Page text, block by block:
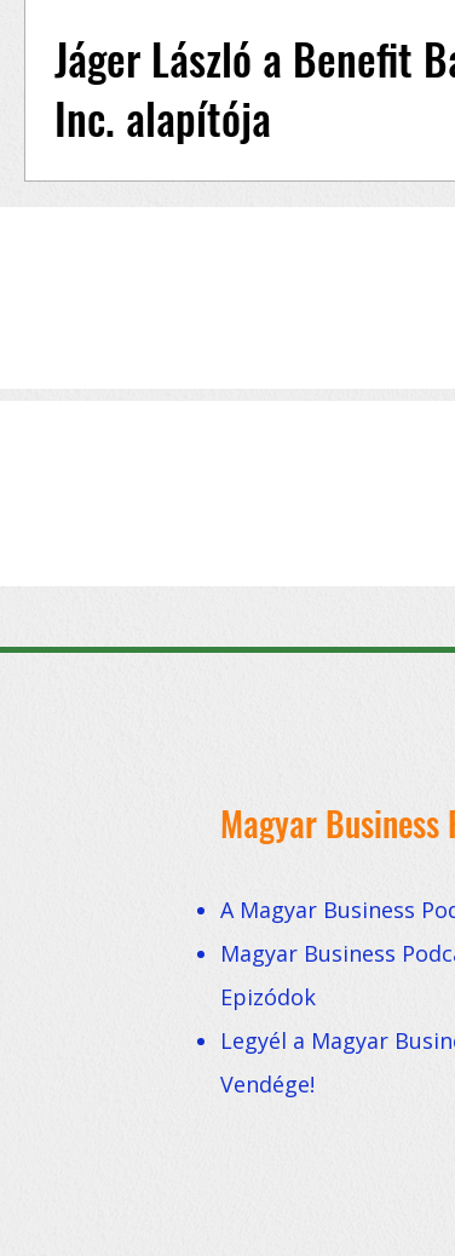
Jáger László a Benefit
Inc. alapítója
Jáger László a Benefit Barcode
a nemzetközi vállalatának
Magyar Business
A Magyar Business
Magyar Business
Epizódok
Legyél a Magyar
Vendége!